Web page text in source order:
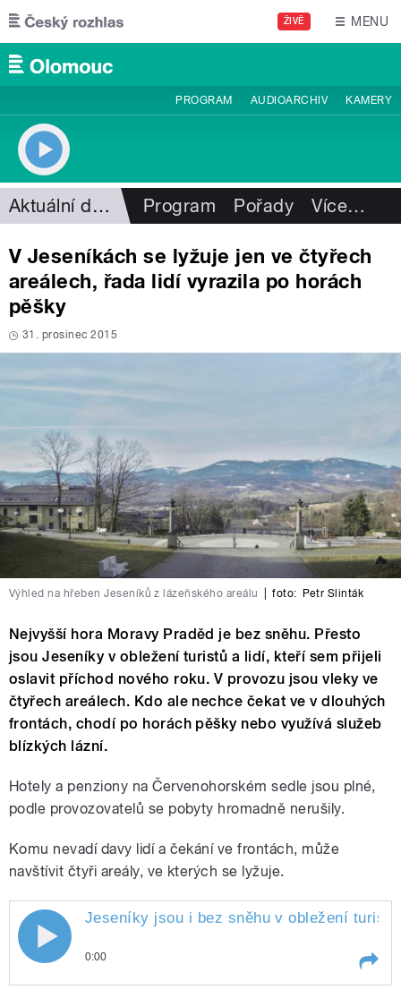
Přejít k hlavnímu obsahu
ŽIVĚ MENU
PROGRAM AUDIOARCHIV KAMERY
Aktuální dění Program Pořady Více…
V Jeseníkách se lyžuje jen ve čtyřech
areálech, řada lidí vyrazila po horách
pěšky
31. prosinec 2015
Výhled na hřeben Jeseníků z lázeňského areálu foto: Petr Slinták
Nejvyšší hora Moravy Praděd je bez sněhu. Přesto
jsou Jeseníky v obležení turistů a lidí, kteří sem přijeli
oslavit příchod nového roku. V provozu jsou vleky ve
čtyřech areálech. Kdo ale nechce čekat ve v dlouhých
frontách, chodí po horách pěšky nebo využívá služeb
blízkých lázní.
Hotely a penziony na Červenohorském sedle jsou plné,
podle provozovatelů se pobyty hromadně nerušily.
Komu nevadí davy lidí a čekání ve frontách, může
navštívit čtyři areály, ve kterých se lyžuje.
Jeseníky jsou i bez sněhu v obležení
turistů. O situaci na Červenohorském
Jeseníky jsou i bez sněhu v obležení
0:00